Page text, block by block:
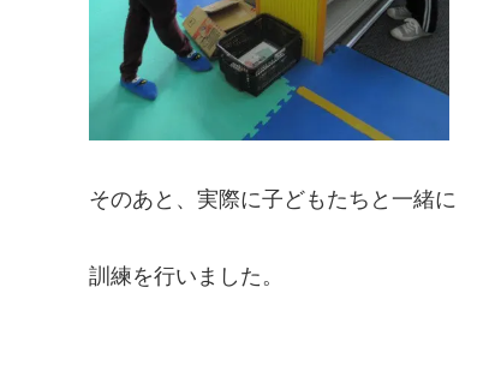
そのあと、実際に子どもたちと一緒に
訓練を行いました。